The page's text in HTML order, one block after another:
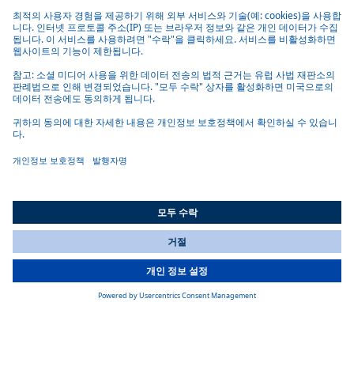
Standard Battery Pro 40
Webasto Standard Battery Pro 40 트랙션 배터리는 모듈식 설계로
최대 18개 연결해 400V/800V·최대 720kWh 구성 가능, 높은 에너
지밀도(약 232Wh/l), 견고한 하우징과 엄격한 안전 검증으로
OEM 및 플릿 통합에 최적화
추가 정보
열 관리 및 인터페이스 제품 목록
electrical Cabin Thermal Management (eCTM)
Webasto eCTM은 전기 상용차를 위한 통합 캐빈 열관리 솔루션
으로 고전압 히터(HVH), 에어컨, 콘덴서와 중앙 ECU(Cronus) 연
동을 통해 연중 최적의 실내온도 유지, 배터리(eBTM) 최적화와
손쉬운 OEM 통합 및 CAN 제어 옵션을 제공
You are currently on our website forKorea
information, please visit our website forAmerica.
All Countries